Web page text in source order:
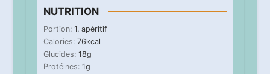
NUTRITION
Portion: 1. apéritif
Calories: 76kcal
Glucides: 18g
Protéines: 1g